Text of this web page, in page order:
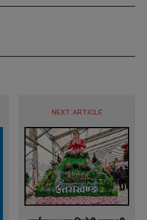
NEXT ARTICLE